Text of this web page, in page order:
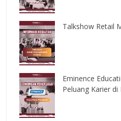
Talkshow Retail
Eminence
Peluang Karier di